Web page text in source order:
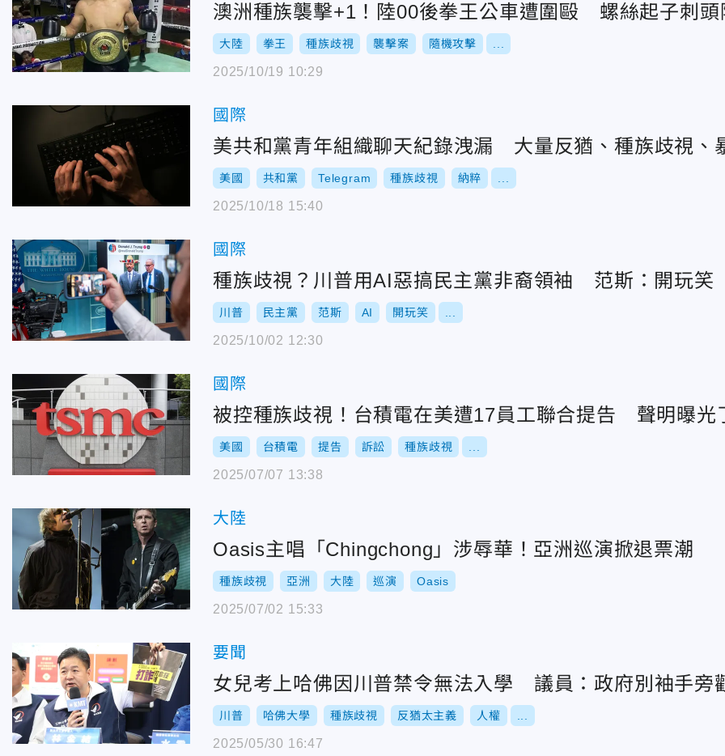
澳洲種族襲擊+1！陸00後拳王公車遭圍毆 螺絲起子刺頭
大陸 拳王 種族歧視 襲擊案 隨機攻擊
2025/10/19 10:29
國際
美共和黨青年組織聊天紀錄洩漏 大量反猶、種族歧視、
美國 共和黨 Telegram 種族歧視 納粹
2025/10/18 15:40
國際
種族歧視？川普用AI惡搞民主黨非裔領袖 范斯：開玩笑
川普 民主黨 范斯 AI 開玩笑
2025/10/02 12:30
國際
被控種族歧視！台積電在美遭17員工聯合提告 聲明曝光
美國 台積電 提告 訴訟 種族歧視
2025/07/07 13:38
大陸
Oasis主唱「Chingchong」涉辱華！亞洲巡演掀退票潮
種族歧視 亞洲 大陸 巡演 Oasis
2025/07/02 15:33
要聞
女兒考上哈佛因川普禁令無法入學 議員：政府別袖手旁
川普 哈佛大學 種族歧視 反猶太主義 人權
2025/05/30 16:47